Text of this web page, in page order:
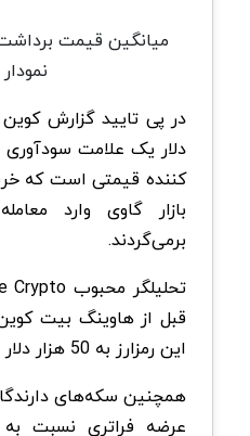
میانگین قیمت
دلار یک علامت
بازار گاوی وارد
برمی‌گردند.
قبل از هاوینگ بیت
این رمزارز به 50 هزار دلار خواهد رسید.